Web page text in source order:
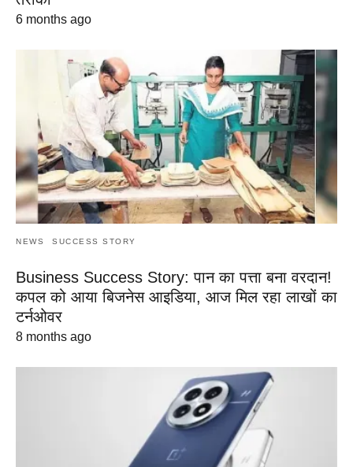
6 months ago
NEWS SUCCESS STORY
Business Success Story: पान का पत्ता बना वरदान!
कपल को आया बिजनेस आइडिया, आज मिल रहा लाखों का
टर्नओवर
8 months ago